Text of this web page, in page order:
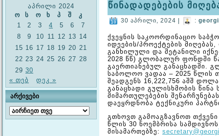
აპრილი 2024
ო
ს ო ხ პ შ
კ
1
2 3 4 5 6
7
8
9 10 11 12 13 14
15 16 17 18 19 20 21
22 23 24 25 26 27 28
29 30
« თებ
დეკ »
ᲐᲠᲥᲘᲕᲔᲑᲘ
არქივები
წინადადებების
30 აპრილი, 2024 | :
ქვეყნის საკოორდინაციო
იდეების/პროექტების
განხილული და შეტანილი
2028 წწ) გლობალურ ფონდში
გაერთიანებულ განაცხადში.
საბოლოო ვადაა – 2025 წლის
შეადგენს 16,222,756 აშშ
განაცხადი გულისხმობის
მიმართულებების
დაეყრდნობა ტექნიკური
გთხოვთ გამოაგზავნოთ
წლის 30 ნოემბრისა
მისამართებზე: